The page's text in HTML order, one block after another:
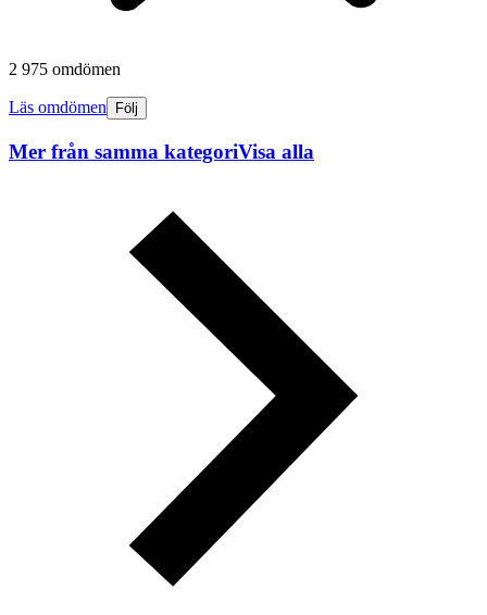
2 975 omdömen
Läs omdömen Följ
Mer från samma kategoriVisa alla